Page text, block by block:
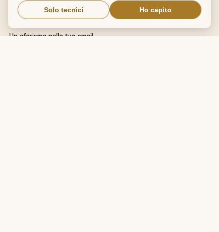
NEWSLETTER
Un aforisma nella tua email
Solo tecnici Ho capito